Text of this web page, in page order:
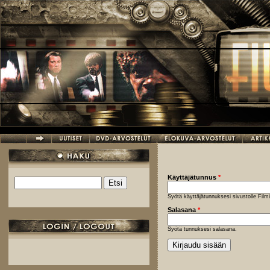
Hyppää pääsisältöön
Hakulomake
Käyttäjätunnus *
Syötä käyttäjätunnuksesi sivustolle
Salasana *
Syötä tunnuksesi salasana.